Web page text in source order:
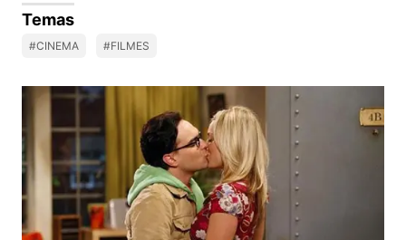
Temas
#CINEMA #FILMES